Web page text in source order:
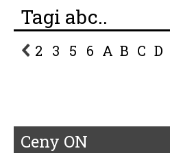
Tagi abc..
2 3 5 6 A B C D
Ceny ON